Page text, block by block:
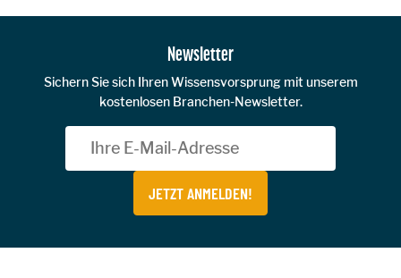
Newsletter
Sichern Sie sich Ihren Wissensvorsprung mit unserem
kostenlosen Branchen-Newsletter.
JETZT ANMELDEN!